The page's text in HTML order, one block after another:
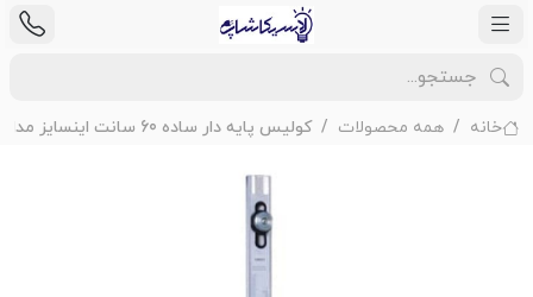
خانه همه محصولات کولیس پایه دار ساده 60 سانت اینسایز مدل 600-1250